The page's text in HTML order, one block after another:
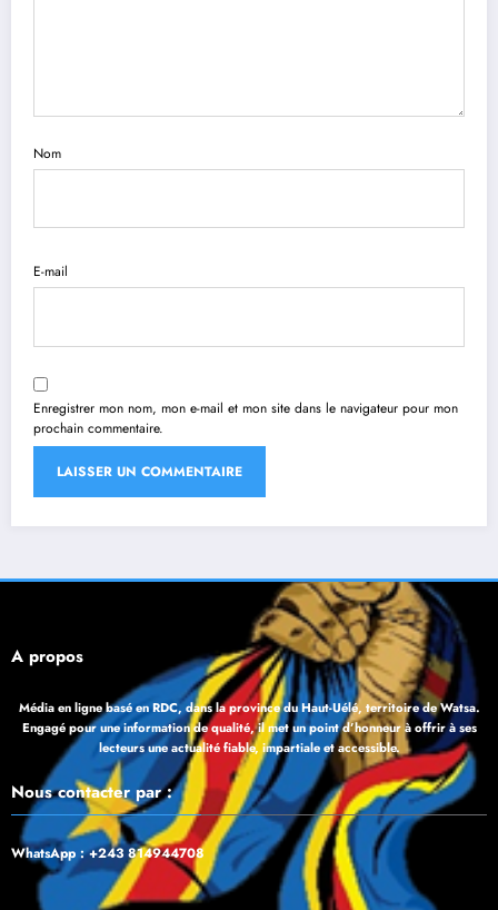
Nom
E-mail
Enregistrer mon nom, mon e-mail et mon site dans le navigateur pour mon
prochain commentaire.
À propos
Média en ligne basé en RDC, dans la province du Haut-Uélé, territoire de Watsa.
Engagé pour une information de qualité, il met un point d’honneur à offrir à ses
lecteurs une actualité fiable, impartiale et accessible.
Nous contacter par :
WhatsApp : +243 814944708